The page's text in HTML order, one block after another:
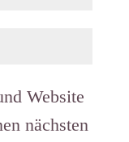
Website
nächsten